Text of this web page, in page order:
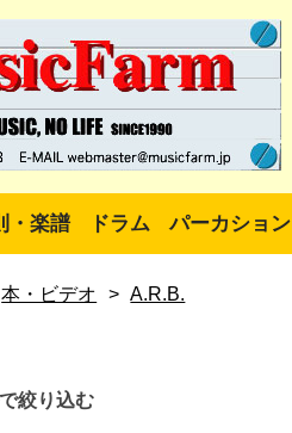
・楽譜 ドラム パーカション
本・ビデオ > A.R.B.
絞り込む